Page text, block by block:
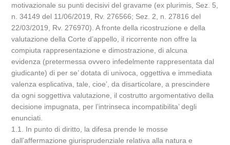
motivazionale su punti decisivi del gravame (ex plurimis, Sez. 5,
n. 34149 del 11/06/2019, Rv. 276566; Sez. 2, n. 27816 del
22/03/2019, Rv. 276970). A fronte della ricostruzione e della
valutazione della Corte d’appello, il ricorrente non offre la
compiuta rappresentazione e dimostrazione, di alcuna
evidenza (pretermessa ovvero infedelmente rappresentata dal
giudicante) di per se’ dotata di univoca, oggettiva e immediata
valenza esplicativa, tale, cioe’, da disarticolare, a prescindere
da ogni soggettiva valutazione, il costrutto argomentativo della
decisione impugnata, per l’intrinseca incompatibilita’ degli
enunciati.
1.1. In punto di diritto, la difesa prende le mosse
dall’affermazione giurisprudenziale relativa alla natura e